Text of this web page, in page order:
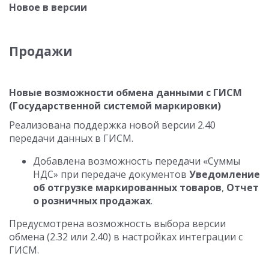
Новое в версии
Продажи
Новые возможности обмена данными с ГИСМ
(Государственной системой маркировки)
Реализована поддержка новой версии 2.40
передачи данных в ГИСМ.
Добавлена возможность передачи «Суммы
НДС» при передаче документов Уведомление
об отгрузке маркированных товаров, Отчет
о розничных продажах.
Предусмотрена возможность выбора версии
обмена (2.32 или 2.40) в настройках интеграции с
ГИСМ.